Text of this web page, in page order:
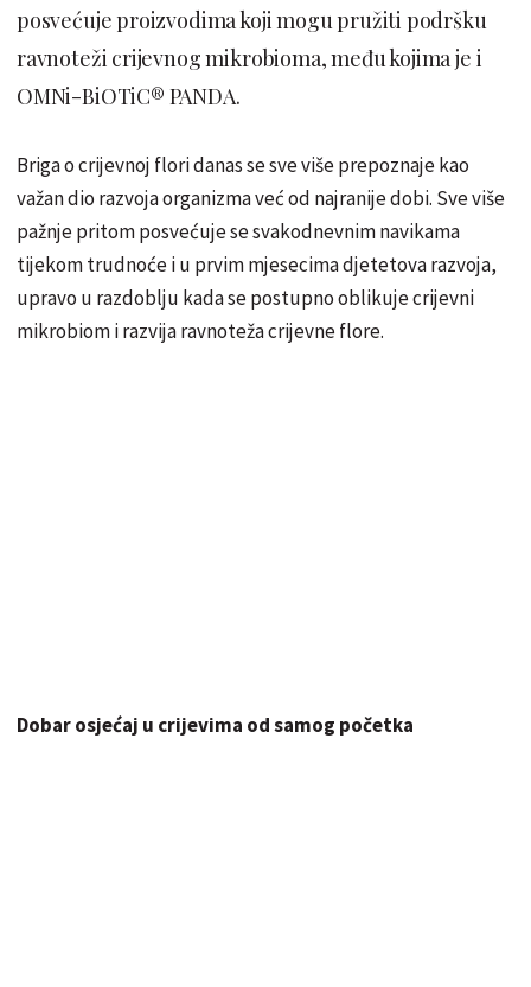
posvećuje proizvodima koji mogu pružiti podršku
ravnoteži crijevnog mikrobioma, među kojima je i
OMNi-BiOTiC® PANDA.
Briga o crijevnoj flori danas se sve više prepoznaje kao
važan dio razvoja organizma već od najranije dobi. Sve više
pažnje pritom posvećuje se svakodnevnim navikama
tijekom trudnoće i u prvim mjesecima djetetova razvoja,
upravo u razdoblju kada se postupno oblikuje crijevni
mikrobiom i razvija ravnoteža crijevne flore.
Dobar osjećaj u crijevima od samog početka